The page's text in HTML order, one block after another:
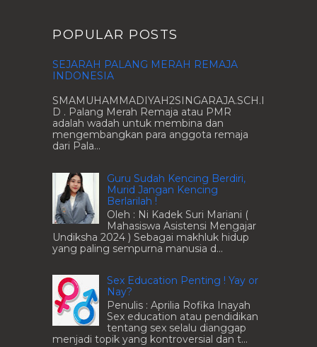
POPULAR POSTS
SEJARAH PALANG MERAH REMAJA
INDONESIA
SMAMUHAMMADIYAH2SINGARAJA.SCH.I
D . Palang Merah Remaja atau PMR
adalah wadah untuk membina dan
mengembangkan para anggota remaja
dari Pala...
Guru Sudah Kencing Berdiri,
Murid Jangan Kencing
Berlarilah !
Oleh : Ni Kadek Suri Mariani (
Mahasiswa Asistensi Mengajar
Undiksha 2024 ) Sebagai makhluk hidup
yang paling sempurna manusia d...
Sex Education Penting ! Yay or
Nay?
Penulis : Aprilia Rofika Inayah
Sex education atau pendidikan
tentang sex selalu dianggap
menjadi topik yang kontroversial dan t...